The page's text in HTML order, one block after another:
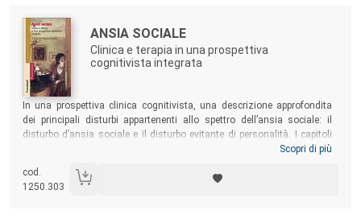
Autori:
Titolo:
ANSIA SOCIALE
Clinica e terapia in una prospettiva
cognitivista integrata
Sommario:
In una prospettiva clinica cognitivista, una descrizione approfondita
dei principali disturbi appartenenti allo spettro dell’ansia sociale: il
disturbo d’ansia sociale e il disturbo evitante di personalità. I capitoli
dedicati al trattamento descrivono le varie fasi dell’intervento in
esemplificative e seguendo un approccio
step-by-step
rende sicuramente più fruibile la comprensione delle strategie
Scopri di più
cod.
1250.303